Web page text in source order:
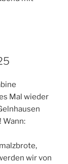
Mal wieder
Wann:
wir von